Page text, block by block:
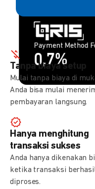
Payment Method
0,7%
Payment Method
1,5%
Tanpa biaya setup
Mulai tanpa biaya di
Anda bisa mulai
pembayaran langsung.
Hanya menghitung
transaksi sukses
Anda hanya dikenakan
ketika transaksi
diproses.